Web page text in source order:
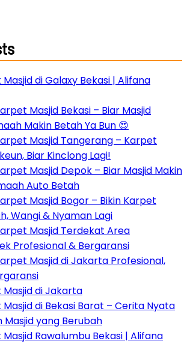
di Galaxy Bekasi | Alifana
Masjid Bekasi – Biar Masjid
Makin Betah Ya Bun 😍
Masjid Tangerang – Karpet
Biar Kinclong Lagi!
Masjid Depok – Biar Masjid Makin
Auto Betah
Masjid Bogor – Bikin Karpet
Wangi & Nyaman Lagi
Masjid Terdekat Area
Profesional & Bergaransi
Masjid di Jakarta Profesional,
di Jakarta
di Bekasi Barat – Cerita Nyata
Masjid yang Berubah
Rawalumbu Bekasi | Alifana